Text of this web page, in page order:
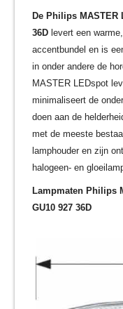
De Philips MASTER
36D levert een
accentbundel en is
in onder andere de
MASTER LEDspot
minimaliseert de
doen aan de
met de meeste
lamphouder en zijn
halogeen- en
Lampmaten Philips
GU10 927 36D